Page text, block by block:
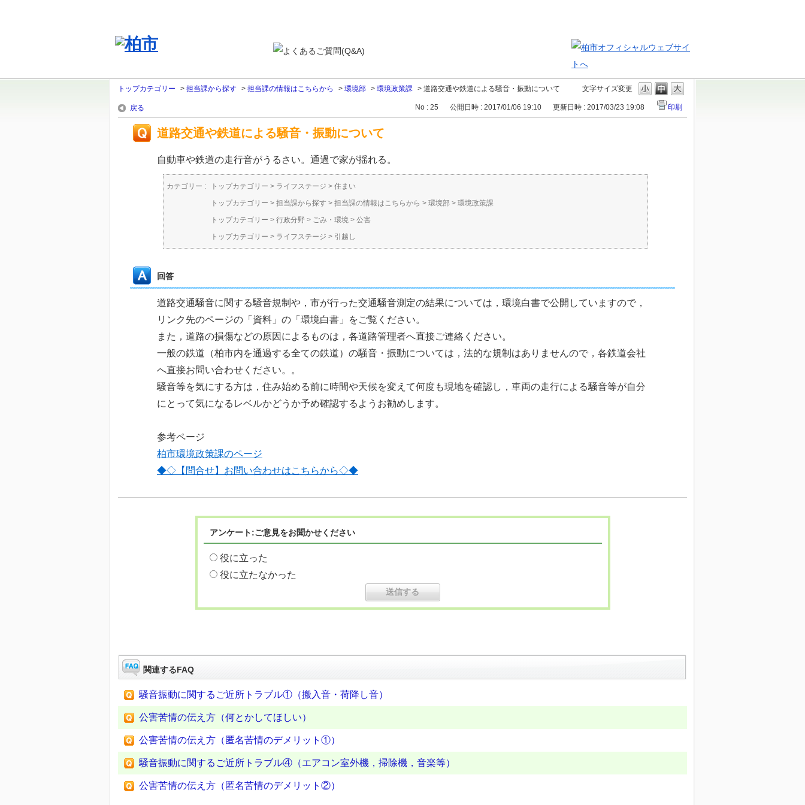
文字サイズ変更
トップカテゴリー > 担当課から探す > 担当課の情報はこちらから > 環境部 > 環境政策課 > 道路交通や鉄道による騒音・振動について
戻る No : 25 公開日時 : 2017/01/06 19:10 更新日時 : 2017/03/23 19:08 印刷
道路交通や鉄道による騒音・振動について
自動車や鉄道の走行音がうるさい。通過で家が揺れる。
カテゴリー : トップカテゴリー > ライフステージ > 住まい
トップカテゴリー > 担当課から探す > 担当課の情報はこちらから > 環境部 > 環境政策課
トップカテゴリー > 行政分野 > ごみ・環境 > 公害
トップカテゴリー > ライフステージ > 引越し
回答
道路交通騒音に関する騒音規制や，市が行った交通騒音測定の結果については，環境白書で公開していますので，
リンク先のページの「資料」の「環境白書」をご覧ください。
また，道路の損傷などの原因によるものは，各道路管理者へ直接ご連絡ください。
一般の鉄道（柏市内を通過する全ての鉄道）の騒音・振動については，法的な規制はありませんので，各鉄道会社
へ直接お問い合わせください。。
騒音等を気にする方は，住み始める前に時間や天候を変えて何度も現地を確認し，車両の走行による騒音等が自分
にとって気になるレベルかどうか予め確認するようお勧めします。
参考ページ
柏市環境政策課のページ
◆◇【問合せ】お問い合わせはこちらから◇◆
アンケート:ご意見をお聞かせください
役に立った
役に立たなかった
関連するFAQ
騒音振動に関するご近所トラブル①（搬入音・荷降し音）
公害苦情の伝え方（何とかしてほしい）
公害苦情の伝え方（匿名苦情のデメリット①）
騒音振動に関するご近所トラブル④（エアコン室外機，掃除機，音楽等）
公害苦情の伝え方（匿名苦情のデメリット②）